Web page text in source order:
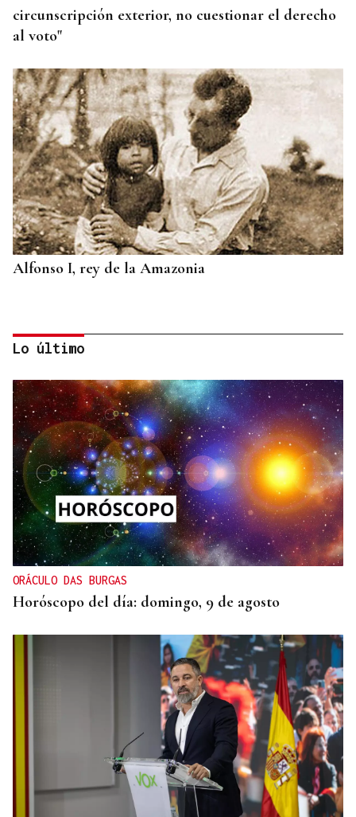
circunscripción exterior, no cuestionar el derecho
al voto"
Alfonso I, rey de la Amazonia
BIOGRAFÍAS
Jesusa Prado López, la fuerza ourensana que
iluminó La Habana
Lo último
ORÁCULO DAS BURGAS
Horóscopo del día: domingo, 9 de agosto